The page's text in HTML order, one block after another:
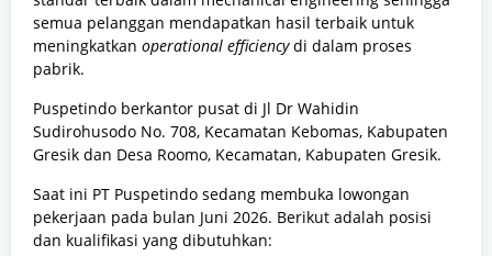
semua pelanggan mendapatkan hasil terbaik untuk
meningkatkan operational efficiencydi dalam proses
pabrik.
Puspetindo berkantor pusat di Jl Dr Wahidin
Sudirohusodo No. 708, Kecamatan Kebomas, Kabupaten
Gresik dan Desa Roomo, Kecamatan, Kabupaten Gresik.
Saat ini PT Puspetindo sedang membuka lowongan
pekerjaan pada bulan Juni 2026. Berikut adalah posisi
dan kualifikasi yang dibutuhkan: